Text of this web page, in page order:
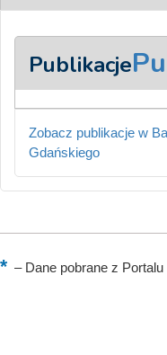
Publikacje
Zobacz publikacje w
Gdańskiego
–Dane pobrane z